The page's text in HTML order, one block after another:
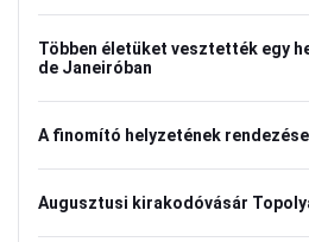
Többen életüket vesztették egy
de Janeiróban
A finomító helyzetének
Augusztusi kirakodóvásár